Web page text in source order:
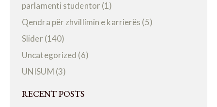
parlamenti studentor (1)
Qendra për zhvillimin e karrierës (5)
Slider (140)
Uncategorized (6)
UNISUM (3)
RECENT POSTS